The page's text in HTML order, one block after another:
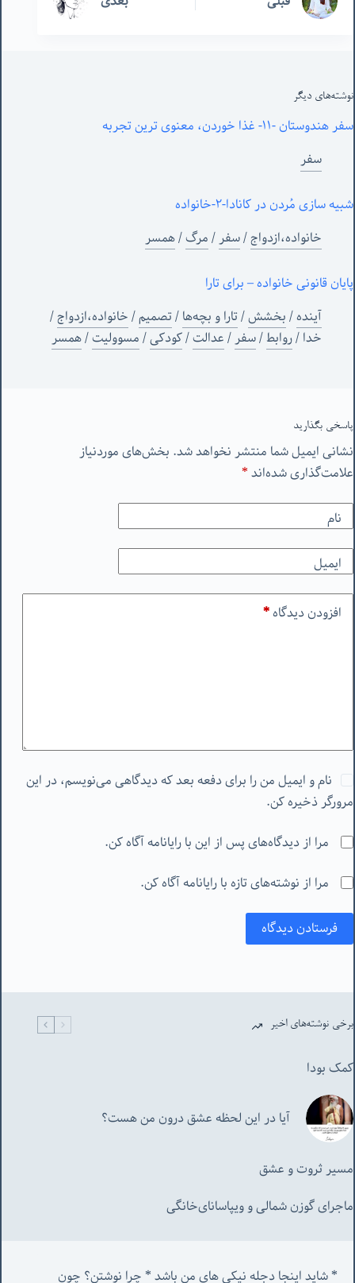
نوشته‌های‌ دیگر
سفر هندوستان -١١- غذا خوردن، معنوی ترین تجربه
سفر
شبیه سازی مُردن در کانادا-٢-خانواده
خانواده،ازدواج/سفر/مرگ/همسر
پایان قانونی خانواده – برای تارا
آینده/بخشش/تارا و بچه‌ها/تصمیم/خانواده،ازدواج/
خدا/روابط/سفر/عدالت/کودکی/مسوولیت/همسر
پاسخی بگذارید
نشانی ایمیل شما منتشر نخواهد شد. بخش‌های موردنیاز
علامت‌گذاری شده‌اند*
نام
ایمیل
افزودن دیدگاه*
نام و ایمیل من را برای دفعه بعد که دیدگاهی می‌نویسم، در این
مرورگر ذخیره کن.
مرا از دیدگاه‌های پس از این با رایانامه آگاه کن.
مرا از نوشته‌های تازه با رایانامه آگاه کن.
فرستادن دیدگاه
برخی نوشته‌های اخیر
کمک بودا
آیا در این لحظه عشق درون من هست؟
مسیر ثروت و عشق
ماجرای گوزن شمالی و‌ ویپاسانای‌خانگی